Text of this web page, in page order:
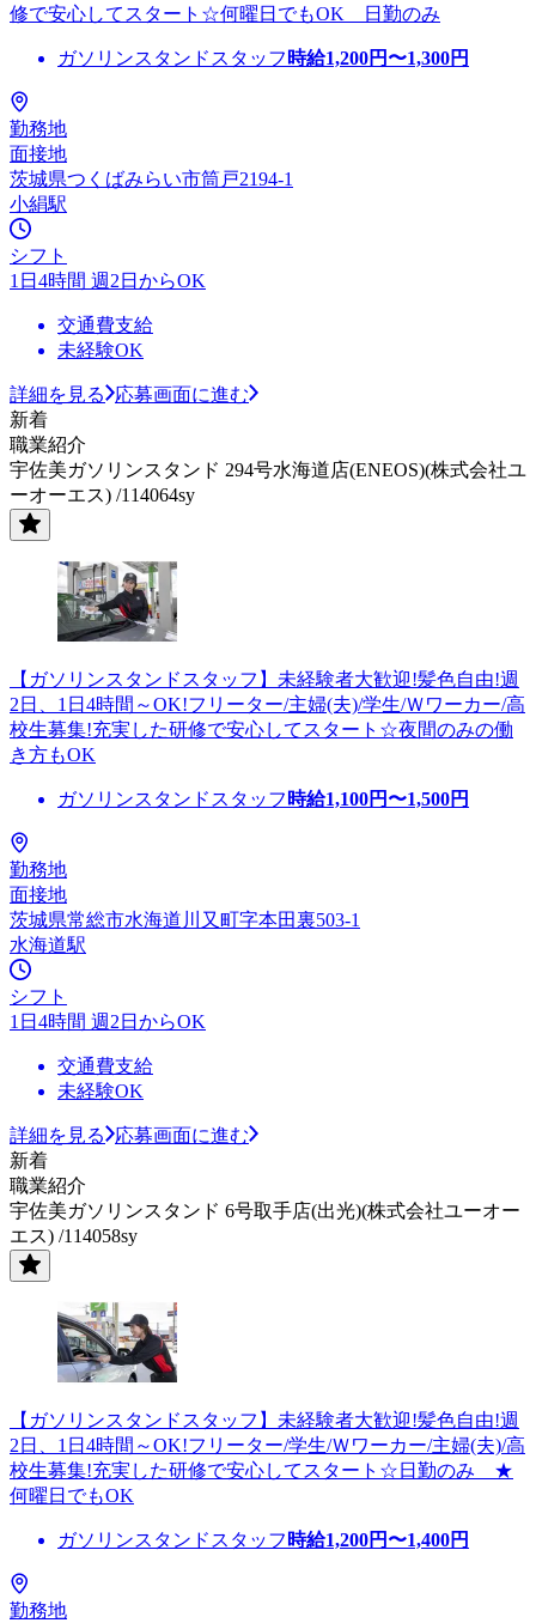
修で安心してスタート☆何曜日でもOK 日勤のみ
ガソリンスタンドスタッフ 時給1,200円〜1,300円
勤務地
面接地
茨城県つくばみらい市筒戸2194-1
小絹駅
シフト
1日4時間 週2日からOK
交通費支給
未経験OK
詳細を見る
応募画面に進む
新着
職業紹介
宇佐美ガソリンスタンド 294号水海道店(ENEOS)(株式会社ユ
ーオーエス) /114064sy
【ガソリンスタンドスタッフ】未経験者大歓迎!髪色自由!週
2日、1日4時間～OK!フリーター/主婦(夫)/学生/Ｗワーカー/高
校生募集!充実した研修で安心してスタート☆夜間のみの働
き方もOK
ガソリンスタンドスタッフ 時給1,100円〜1,500円
勤務地
面接地
茨城県常総市水海道川又町字本田裏503-1
水海道駅
シフト
1日4時間 週2日からOK
交通費支給
未経験OK
詳細を見る
応募画面に進む
新着
職業紹介
宇佐美ガソリンスタンド 6号取手店(出光)(株式会社ユーオー
エス) /114058sy
【ガソリンスタンドスタッフ】未経験者大歓迎!髪色自由!週
2日、1日4時間～OK!フリーター/学生/Ｗワーカー/主婦(夫)/高
校生募集!充実した研修で安心してスタート☆日勤のみ ★
何曜日でもOK
ガソリンスタンドスタッフ 時給1,200円〜1,400円
勤務地